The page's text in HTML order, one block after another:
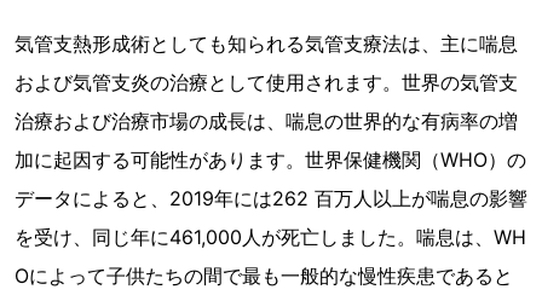
気管支熱形成術としても知られる気管支療法は、主に喘息
および気管支炎の治療として使用されます。世界の気管支
治療および治療市場の成長は、喘息の世界的な有病率の増
加に起因する可能性があります。世界保健機関（WHO）の
データによると、2019年には262 百万人以上が喘息の影響
を受け、同じ年に461,000人が死亡しました。喘息は、WH
Oによって子供たちの間で最も一般的な慢性疾患であると